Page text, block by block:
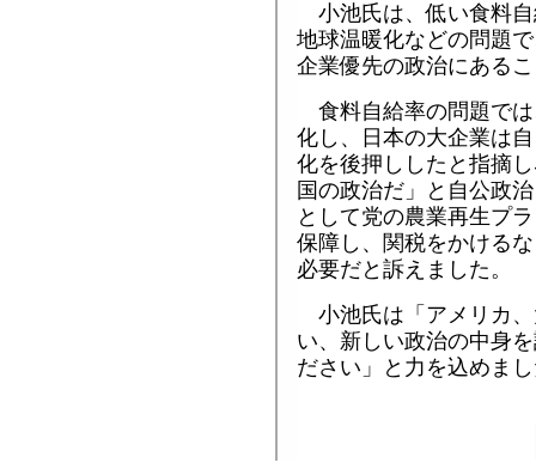
小池氏は、低い食料
地球温暖化などの問題
企業優先の政治にある
食料自給率の問題で
化し、日本の大企業は
化を後押ししたと指摘
国の政治だ」と自公政
として党の農業再生プ
保障し、関税をかける
必要だと訴えました。
小池氏は「アメリカ
い、新しい政治の中身
ださい」と力を込めま